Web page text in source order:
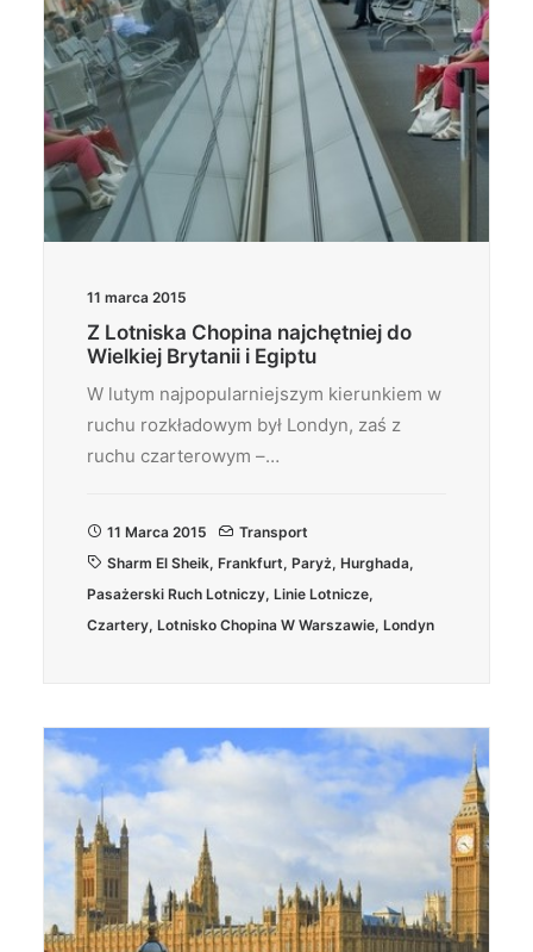
11 marca 2015
Z Lotniska Chopina najchętniej do
Wielkiej Brytanii i Egiptu
W lutym najpopularniejszym kierunkiem w
ruchu rozkładowym był Londyn, zaś z
ruchu czarterowym –…
11 Marca 2015
Transport
Sharm El Sheik, Frankfurt, Paryż, Hurghada,
Pasażerski Ruch Lotniczy, Linie Lotnicze,
Czartery, Lotnisko Chopina W Warszawie, Londyn